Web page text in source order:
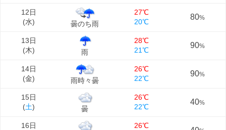
12日
(水) 曇のち雨
27℃
20℃
80%
13日
(木) 雨
28℃
21℃
90%
14日
(金) 雨時々曇
26℃
22℃
90%
15日
(土) 曇
26℃
22℃
40%
16日 26℃